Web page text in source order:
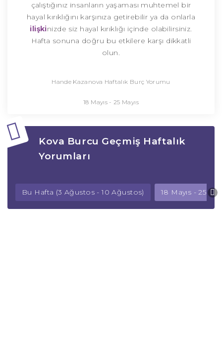
çalıştığınız insanların yaşaması muhtemel bir
hayal kırıklığını karşınıza getirebilir ya da onlarla
ilişkinizde siz hayal kırıklığı içinde olabilirsiniz.
Hafta sonuna doğru bu etkilere karşı dikkatli
olun.
Hande Kazanova Haftalık Burç Yorumu
18 Mayıs - 25 Mayıs
Kova Burcu Geçmiş Haftalık
Yorumları
Bu Hafta (3 Ağustos - 10 Ağustos) 18 Mayıs - 25